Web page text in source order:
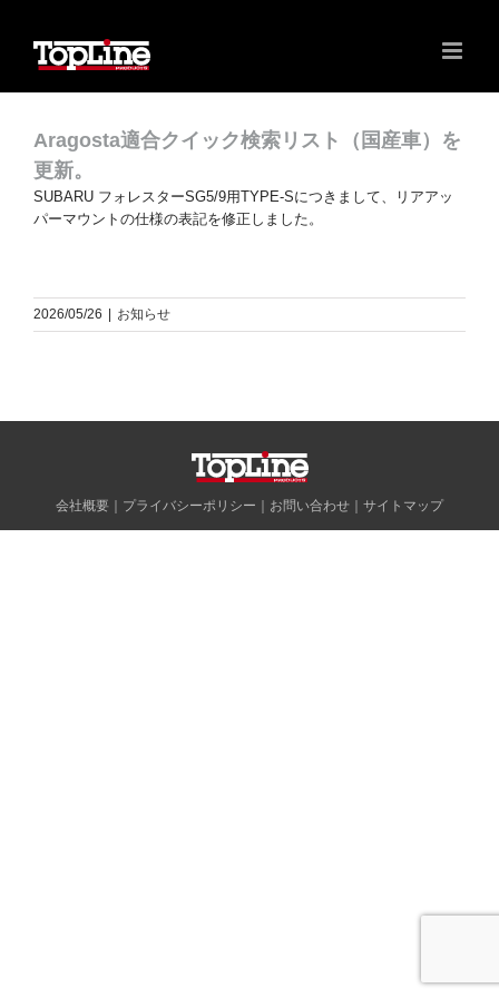
Aragosta適合クイック検索リスト（国産車）を
更新。
SUBARU フォレスターSG5/9用TYPE-Sにつきまして、リアアッ
パーマウントの仕様の表記を修正しました。
2026/05/26 お知らせ
会社概要 プライバシーポリシー お問い合わせ サイトマップ